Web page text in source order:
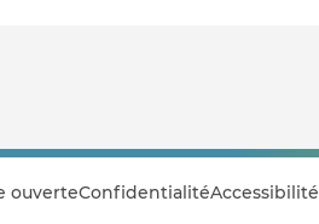
ouverteConfidentialitéAccessibilité